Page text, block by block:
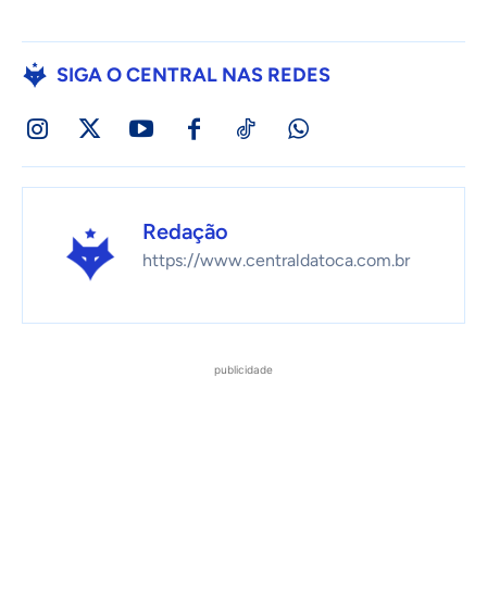
SIGA O CENTRAL NAS REDES
Redação
https://www.centraldatoca.com.br
publicidade